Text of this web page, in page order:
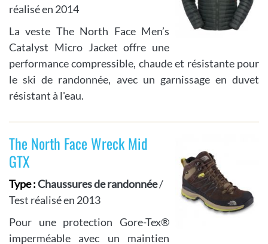
réalisé en 2014
La veste The North Face Men’s
Catalyst Micro Jacket offre une
performance compressible, chaude et résistante pour
le ski de randonnée, avec un garnissage en duvet
résistant à l'eau.
The North Face Wreck Mid
GTX
Type :Chaussures de randonnée/
Test réalisé en 2013
Pour une protection Gore-Tex®
imperméable avec un maintien